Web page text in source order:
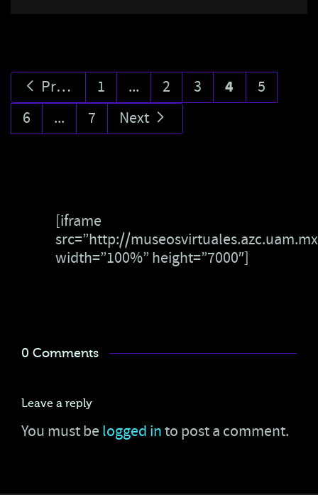
Previous 1 ... 2 3 4
5
6
... 7 Next
[iframe
src=”http://
width=”100%” height=”7000″]
0 Comments
Leave a reply
You must be logged into post a comment.